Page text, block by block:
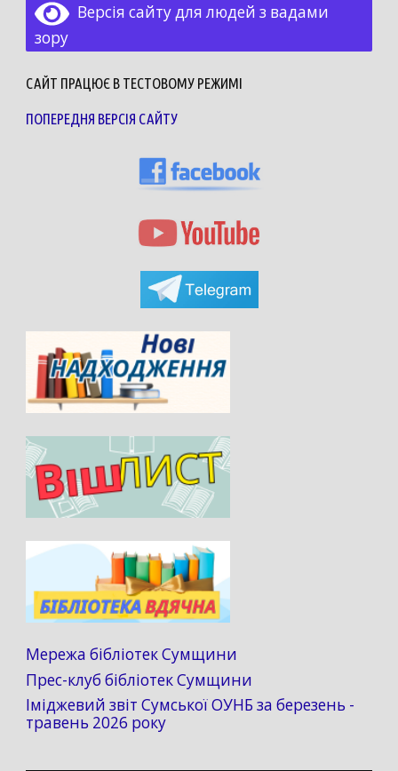
Версія сайту для людей з вадами
зору
САЙТ ПРАЦЮЄ В ТЕСТОВОМУ РЕЖИМІ
ПОПЕРЕДНЯ ВЕРСІЯ САЙТУ
Мережа бібліотек Сумщини
Прес-клуб бібліотек Сумщини
Іміджевий звіт Сумської ОУНБ за березень -
травень 2026 року